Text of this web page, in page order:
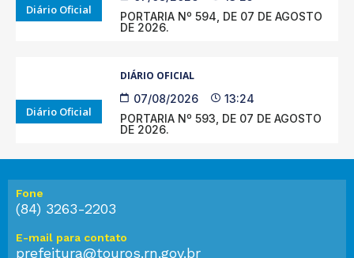
Diário Oficial
PORTARIA Nº 594, DE 07 DE AGOSTO
DE 2026.
Diário Oficial
DIÁRIO OFICIAL
07/08/2026
13:24
PORTARIA Nº 593, DE 07 DE AGOSTO
DE 2026.
Fone
(84) 3263-2203
E-mail para contato
prefeitura@touros.rn.gov.br